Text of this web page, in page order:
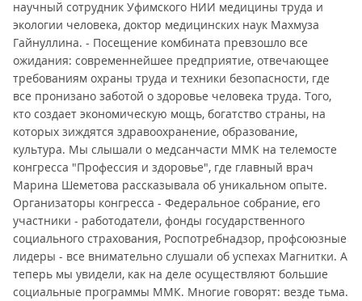
научный сотрудник Уфимского НИИ медицины труда и
экологии человека, доктор медицинских наук Махмуза
Гайнуллина. - Посещение комбината превзошло все
ожидания: современнейшее предприятие, отвечающее
требованиям охраны труда и техники безопасности, где
все пронизано заботой о здоровье человека труда. Того,
кто создает экономическую мощь, богатство страны, на
которых зиждятся здравоохранение, образование,
культура. Мы слышали о медсанчасти ММК на телемосте
конгресса "Профессия и здоровье", где главный врач
Марина Шеметова рассказывала об уникальном опыте.
Организаторы конгресса - Федеральное собрание, его
участники - работодатели, фонды государственного
социального страхования, Роспотребнадзор, профсоюзные
лидеры - все внимательно слушали об успехах Магнитки. А
теперь мы увидели, как на деле осуществляют большие
социальные программы ММК. Многие говорят: везде тьма.